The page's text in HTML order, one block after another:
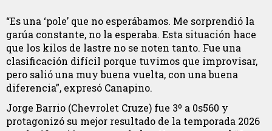
“Es una ‘pole’ que no esperábamos. Me sorprendió la
garúa constante, no la esperaba. Esta situación hace
que los kilos de lastre no se noten tanto. Fue una
clasificación difícil porque tuvimos que improvisar,
pero salió una muy buena vuelta, con una buena
diferencia”, expresó Canapino.
Jorge Barrio (Chevrolet Cruze) fue 3º a 0s560 y
protagonizó su mejor resultado de la temporada 2026